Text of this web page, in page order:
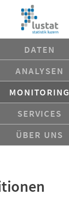
DATEN
ANALYSEN
MONITORING
SERVICES
ÜBER UNS